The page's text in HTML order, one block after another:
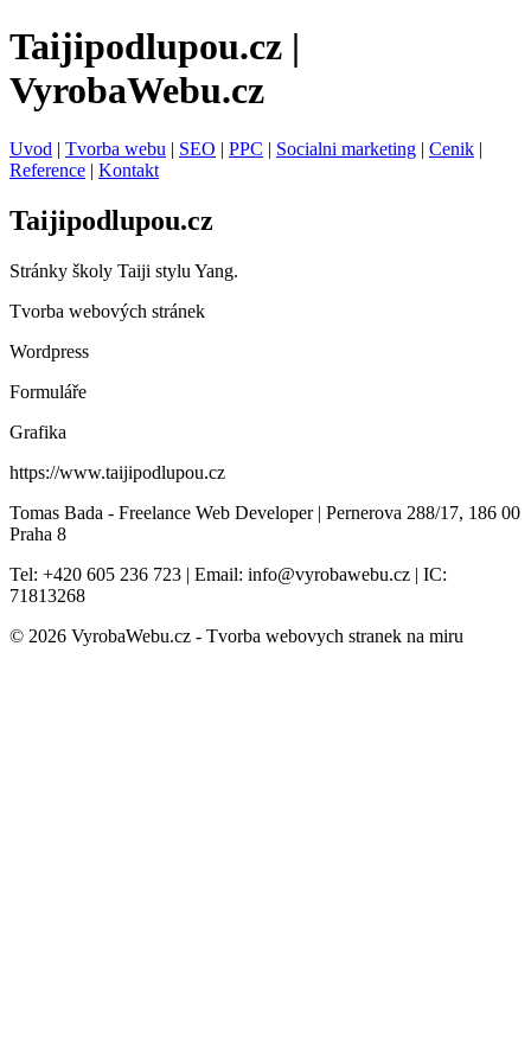
Taijipodlupou.cz |
VyrobaWebu.cz
Uvod | Tvorba webu | SEO | PPC | Socialni marketing | Cenik |
Reference | Kontakt
Taijipodlupou.cz
Stránky školy Taiji stylu Yang.
Tvorba webových stránek
Wordpress
Formuláře
Grafika
https://www.taijipodlupou.cz
Tomas Bada - Freelance Web Developer | Pernerova 288/17, 186 00
Praha 8
Tel: +420 605 236 723 | Email: info@vyrobawebu.cz | IC:
71813268
© 2026 VyrobaWebu.cz - Tvorba webovych stranek na miru